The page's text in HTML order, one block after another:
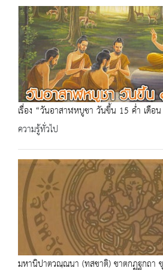
เรื่อง “วันอาสาฬหบูชา วันขึ้น 15 ค่ำ เดือ
ความรู้ทั่วไป
มหานิปาตวณฺณนา (ทสชาติ) ชาตกฏฐกถา